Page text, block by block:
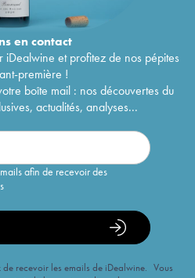
encontact
iDealwine et profitez de nos pépites
première !
boîte mail : nos découvertes du
actualités, analyses...
afin de recevoir des
recevoir les emails de iDealwine. Vous